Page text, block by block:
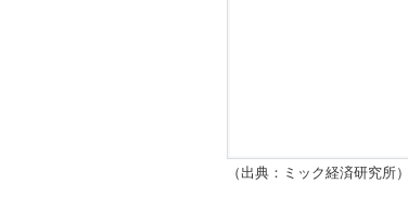
（出典：ミック経済研究所）